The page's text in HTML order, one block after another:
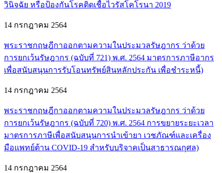
วินิจฉัย หรือป้องกันโรคติดเชื้อไวรัสโคโรนา 2019
14 กรกฎาคม 2564
พระราชกฤษฎีกาออกตามความในประมวลรัษฎากร ว่าด้วย
การยกเว้นรัษฎากร (ฉบับที่ 721) พ.ศ. 2564 มาตรการภาษีอากร
เพื่อสนับสนุนการรับโอนทรัพย์สินหลักประกัน เพื่อชำระหนี้)
14 กรกฎาคม 2564
พระราชกฤษฎีกาออกตามความในประมวลรัษฎากร ว่าด้วย
การยกเว้นรัษฎากร (ฉบับที่ 720) พ.ศ. 2564 การขยายระยะเวลา
มาตรการภาษีเพื่อสนับสนุนการนำเข้ายา เวชภัณฑ์และเครื่อง
มือแพทย์ต้าน COVID-19 สำหรับบริจาคเป็นสาธารณกุศล)
14 กรกฎาคม 2564